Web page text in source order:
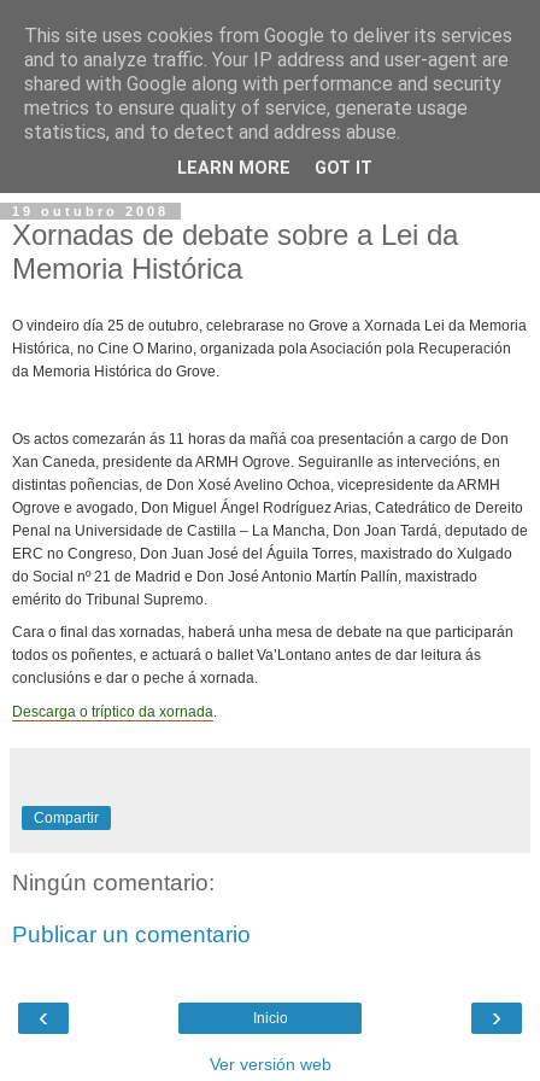
19 outubro 2008
Xornadas de debate sobre a Lei da
Memoria Histórica
O vindeiro día 25 de outubro, celebrarase no Grove a Xornada Lei da Memoria
Histórica, no Cine O Marino, organizada pola Asociación pola Recuperación
da Memoria Histórica do Grove.
Os actos comezarán ás 11 horas da mañá coa presentación a cargo de Don
Xan Caneda, presidente da ARMH Ogrove. Seguiranlle as intervecións, en
distintas poñencias, de Don Xosé Avelino Ochoa, vicepresidente da ARMH
Ogrove e avogado, Don Miguel Ángel Rodríguez Arias, Catedrático de Dereito
Penal na Universidade de Castilla – La Mancha, Don Joan Tardá, deputado de
ERC no Congreso, Don Juan José del Águila Torres, maxistrado do Xulgado
do Social nº 21 de Madrid e Don José Antonio Martín Pallín, maxistrado
emérito do Tribunal Supremo.
Cara o final das xornadas, haberá unha mesa de debate na que participarán
todos os poñentes, e actuará o ballet Va’Lontano antes de dar leitura ás
conclusións e dar o peche á xornada.
Descarga o tríptico da xornada
Compartir
Ningún comentario:
Publicar un comentario
‹ ›
Inicio
Ver versión web
This site uses cookies from Google to deliver its services
and to analyze traffic. Your IP address and user-agent are
shared with Google along with performance and security
metrics to ensure quality of service, generate usage
statistics, and to detect and address abuse.
LEARN MORE GOT IT